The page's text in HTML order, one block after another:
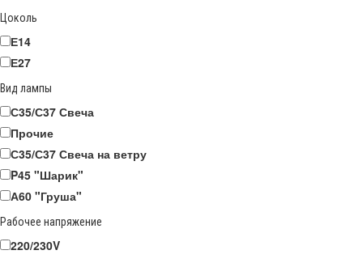
Цоколь
Е14
Е27
Вид лампы
С35/С37 Свеча
Прочие
С35/С37 Свеча на ветру
P45 "Шарик"
А60 "Груша"
Рабочее напряжение
220/230V